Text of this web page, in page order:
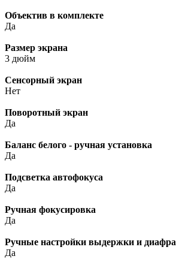
Объектив в комплекте
Да
Размер экрана
3 дюйм
Сенсорный экран
Нет
Поворотный экран
Да
Баланс белого - ручная установка
Да
Подсветка автофокуса
Да
Ручная фокусировка
Да
Ручные настройки выдержки и
Да